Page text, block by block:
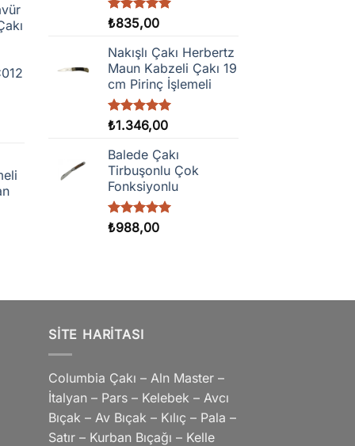
5 üzerinden
oy
aldı
₺835,00
Nakışlı Çakı Herbertz
Maun Kabzeli Çakı 19
cm Pirinç İşlemeli
5 üzerinden
aldı
₺1.346,00
Balede Çakı
Tirbuşonlu Çok
Fonksiyonlu
5 üzerinden
oy
₺988,00
SITE HARITASI
Columbia Çakı – Aln Master –
İtalyan – Pars – Kelebek – Avcı
Bıçak – Av Bıçak – Kılıç – Pala –
Satır – Kurban Bıçağı – Kelle